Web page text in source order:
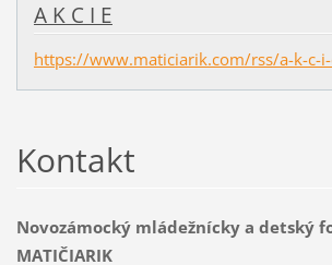
A K C I E
https://www.maticiarik.com/rss/a-k-c-
Kontakt
Novozámocký mládežnícky a detský
MATIČIARIK